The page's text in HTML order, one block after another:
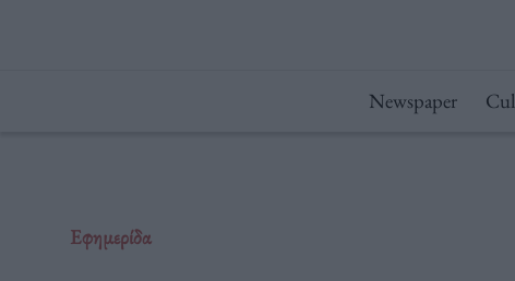
Newspaper
Εφημερίδα